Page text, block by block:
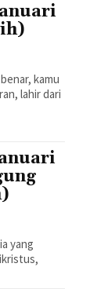
lahir dari